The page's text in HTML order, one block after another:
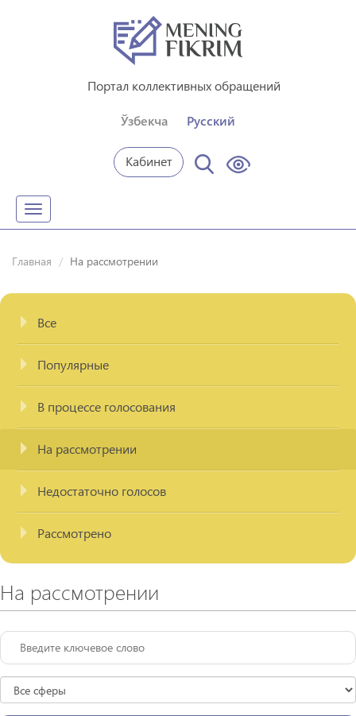
Портал коллективных обращений
Ўзбекча Русский
Кабинет
Toggle
navigation
Главная На рассмотрении
Все
Популярные
В процессе голосования
На рассмотрении
Недостаточно голосов
Рассмотрено
На рассмотрении